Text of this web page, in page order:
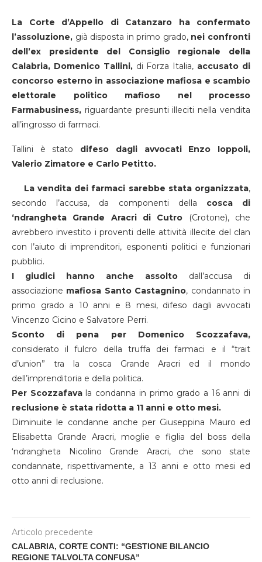
La Corte d’Appello di Catanzaro ha confermato
l’assoluzione, già disposta in primo grado, nei confronti
dell’ex presidente del Consiglio regionale della
Calabria, Domenico Tallini,di Forza Italia, accusato di
concorso esterno in associazione mafiosa e scambio
elettorale politico mafioso nel processo
Farmabusiness, riguardante presunti illeciti nella vendita
all’ingrosso di farmaci.
Tallini è stato difeso dagli avvocati Enzo Ioppoli,
Valerio Zimatore e Carlo Petitto.
La vendita dei farmaci sarebbe stata organizzata,
secondo l’accusa, da componenti della cosca di
‘ndrangheta Grande Aracri di Cutro (Crotone), che
avrebbero investito i proventi delle attività illecite del clan
con l’aiuto di imprenditori, esponenti politici e funzionari
pubblici.
I giudici hanno anche assolto dall’accusa di
associazione mafiosa Santo Castagnino, condannato in
primo grado a 10 anni e 8 mesi, difeso dagli avvocati
Vincenzo Cicino e Salvatore Perri.
Sconto di pena per Domenico Scozzafava,
considerato il fulcro della truffa dei farmaci e il “trait
d’union” tra la cosca Grande Aracri ed il mondo
dell’imprenditoria e della politica.
Per Scozzafavala condanna in primo grado a 16 anni di
reclusione è stata ridotta a 11 anni e otto mesi.
Diminuite le condanne anche per Giuseppina Mauro ed
Elisabetta Grande Aracri, moglie e figlia del boss della
‘ndrangheta Nicolino Grande Aracri, che sono state
condannate, rispettivamente, a 13 anni e otto mesi ed
otto anni di reclusione.
Articolo precedente
CALABRIA, CORTE CONTI: “GESTIONE BILANCIO
REGIONE TALVOLTA CONFUSA”